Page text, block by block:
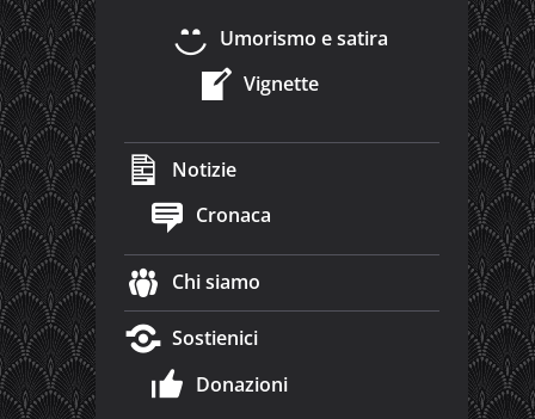
Umorismo e satira
Vignette
Notizie
Cronaca
Chi siamo
Sostienici
Donazioni